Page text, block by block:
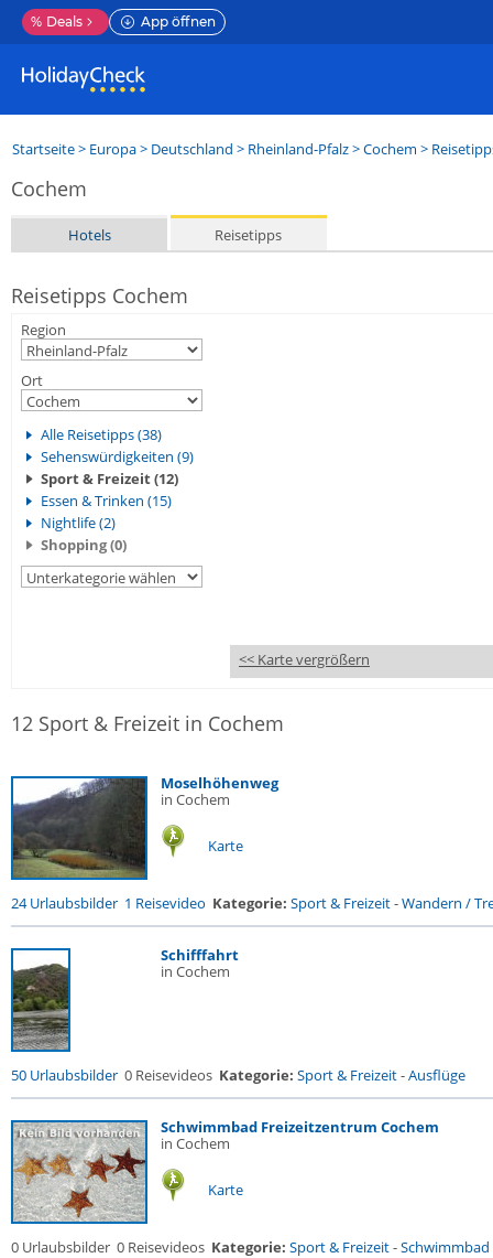
% Deals App öffnen
Startseite> Europa> Deutschland > Rheinland-Pfalz>Cochem >
Cochem
Hotels Reisetipps
Reisetipps Cochem
Region
Ort
Alle Reisetipps (38)
Sehenswürdigkeiten (9)
Sport & Freizeit (12)
Essen & Trinken (15)
Nightlife (2)
Shopping (0)
<< Karte vergrößern
12 Sport & Freizeit in Cochem
Moselhöhenweg
in Cochem
Karte
24 Urlaubsbilder 1 Reisevideo Kategorie: Sport & Freizeit-Wandern /
Schifffahrt
in Cochem
50 Urlaubsbilder 0 Reisevideos Kategorie: Sport & Freizeit-Ausflüge
Schwimmbad Freizeitzentrum Cochem
in Cochem
Karte
0 Urlaubsbilder 0 Reisevideos Kategorie: Sport & Freizeit-Schwimmbad